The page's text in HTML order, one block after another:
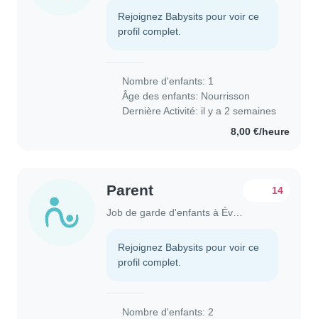
Rejoignez Babysits pour voir ce
profil complet.
Nombre d'enfants: 1
Âge des enfants: Nourrisson
Dernière Activité: il y a 2 semaines
8,00 €/heure
Parent 14
Rejoignez Babysits pour voir ce
profil complet.
Nombre d'enfants: 2